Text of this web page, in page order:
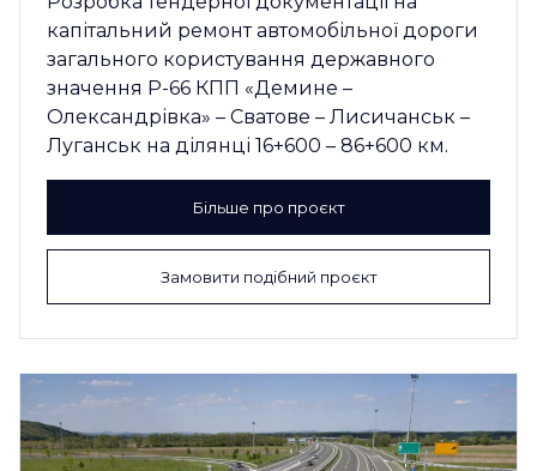
капітальний ремонт автомобільної дороги
загального користування державного
значення Р-66 КПП «Демине –
Олександрівка» – Сватове – Лисичанськ –
Луганськ на ділянці 16+600 – 86+600 км.
Більше про проєкт
Замовити подібний проєкт